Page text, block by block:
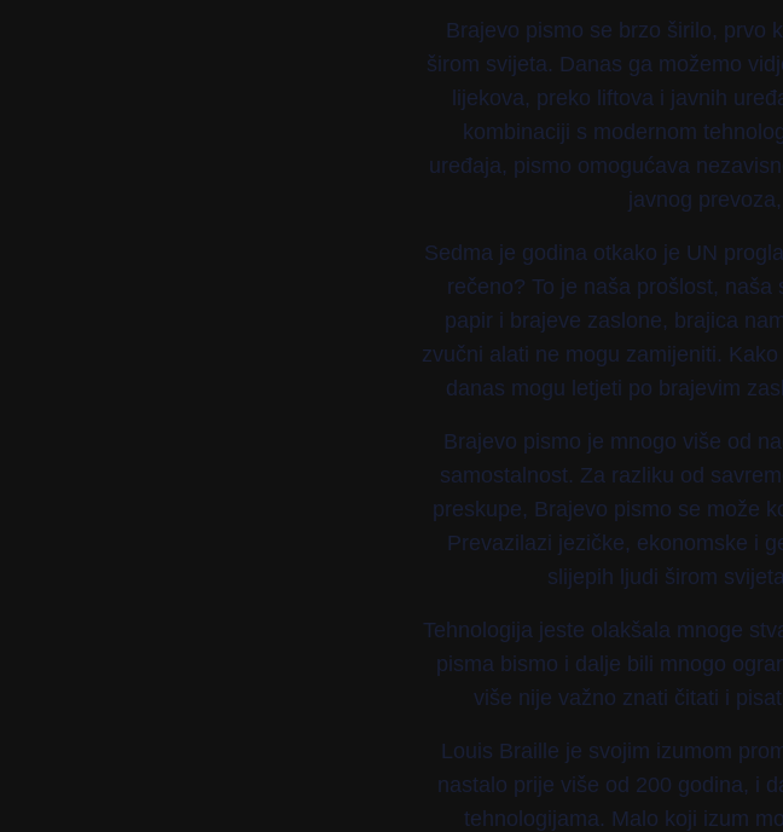
Brajevo pismo se brzo širilo, prvo
širom svijeta. Danas ga možemo
lijekova, preko liftova i javnih
kombinaciji s modernom
uređaja, pismo omogućava
javnog
Sedma je godina otkako je UN
rečeno? To je naša prošlost,
papir i brajeve zaslone, brajica
zvučni alati ne mogu zamijeniti.
danas mogu letjeti po brajevim
Brajevo pismo je mnogo više od
samostalnost. Za razliku od
preskupe, Brajevo pismo se može
Prevazilazi jezičke, ekonomske i
slijepih ljudi širom
Tehnologija jeste olakšala mnoge
pisma bismo i dalje bili mnogo
više nije važno znati čitati i
Louis Braille je svojim izumom
nastalo prije više od 200 godina, i
tehnologijama. Malo koji izum